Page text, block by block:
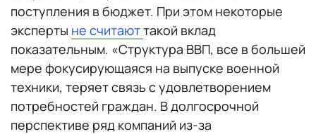
поступления в бюджет. При этом некоторые
эксперты не считаюттакой вклад
показательным. «Структура ВВП, все в большей
мере фокусирующаяся на выпуске военной
техники, теряет связь с удовлетворением
потребностей граждан. В долгосрочной
перспективе ряд компаний из-за